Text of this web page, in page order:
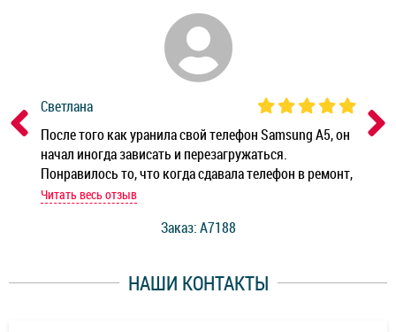
Светлана
После того как уранила свой телефон Samsung A5, он
начал иногда зависать и перезагружаться.
Понравилось то, что когда сдавала телефон в ремонт,
мастер при мне сделал быструю диагностику и сказал
работы и оперативность!
Читать весь отзыв
Заказ: A7188
НАШИ КОНТАКТЫ